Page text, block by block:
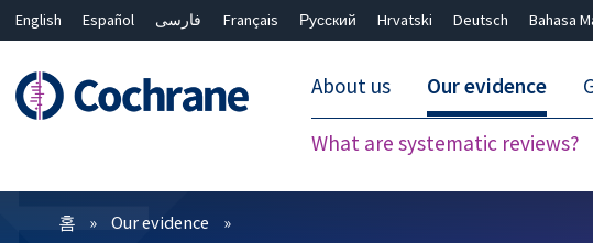
English Español فارسی Français Русский Hrvatski Deutsch Bahasa
About us Our evidence
What are systematic reviews?
필터
홈 Our evidence